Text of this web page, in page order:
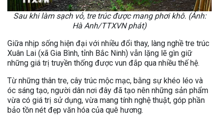
Sau khi làm sạch vỏ, tre trúc được mang phơi khô. (Ảnh:
Hà Anh/TTXVN phát)
Giữa nhịp sống hiện đại với nhiều đổi thay, làng nghề tre trúc
Xuân Lai (xã Gia Bình, tỉnh Bắc Ninh) vẫn lặng lẽ gìn giữ
những giá trị truyền thống được vun đắp qua nhiều thế hệ.
Từ những thân tre, cây trúc mộc mạc, bằng sự khéo léo và
óc sáng tạo, người dân nơi đây đã tạo nên những sản phẩm
vừa có giá trị sử dụng, vừa mang tính nghệ thuật, góp phần
bảo tồn nét đẹp văn hóa của quê hương.